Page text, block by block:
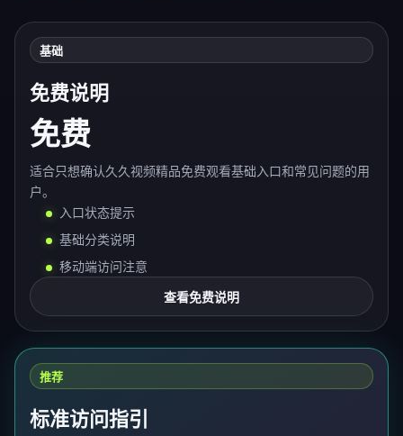
基础
免费说明
免费
适合只想确认久久视频精品免费观看基础入口和常见问题的用
户。
入口状态提示
基础分类说明
移动端访问注意
查看免费说明
推荐
标准访问指引